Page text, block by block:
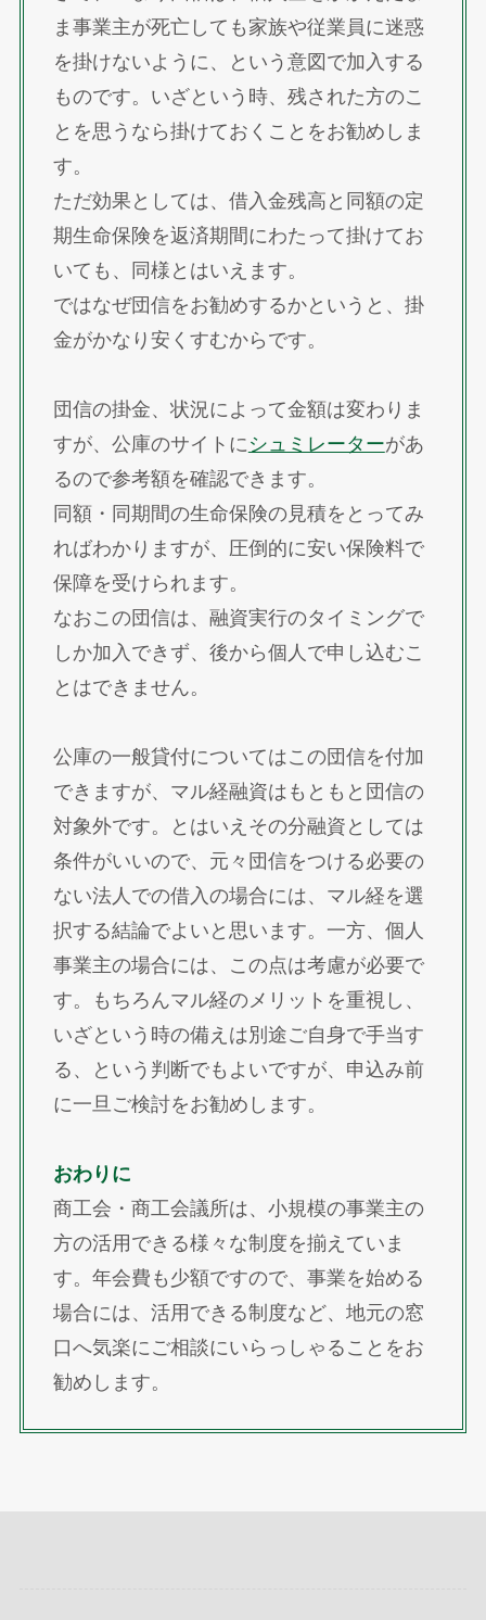
ま事業主が死亡しても家族や従業員に迷惑
を掛けないように、という意図で加入する
ものです。いざという時、残された方のこ
とを思うなら掛けておくことをお勧めしま
す。
ただ効果としては、借入金残高と同額の定
期生命保険を返済期間にわたって掛けてお
いても、同様とはいえます。
ではなぜ団信をお勧めするかというと、掛
金がかなり安くすむからです。
団信の掛金、状況によって金額は変わりま
すが、公庫のサイトにシュミレーターがあ
るので参考額を確認できます。
同額・同期間の生命保険の見積をとってみ
ればわかりますが、圧倒的に安い保険料で
保障を受けられます。
なおこの団信は、融資実行のタイミングで
しか加入できず、後から個人で申し込むこ
とはできません。
公庫の一般貸付についてはこの団信を付加
できますが、マル経融資はもともと団信の
対象外です。とはいえその分融資としては
条件がいいので、元々団信をつける必要の
ない法人での借入の場合には、マル経を選
択する結論でよいと思います。一方、個人
事業主の場合には、この点は考慮が必要で
す。もちろんマル経のメリットを重視し、
いざという時の備えは別途ご自身で手当す
る、という判断でもよいですが、申込み前
に一旦ご検討をお勧めします。
おわりに
商工会・商工会議所は、小規模の事業主の
方の活用できる様々な制度を揃えていま
す。年会費も少額ですので、事業を始める
場合には、活用できる制度など、地元の窓
口へ気楽にご相談にいらっしゃることをお
勧めします。